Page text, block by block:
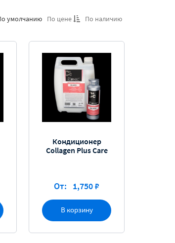
умолчанию По цене По наличию
В корзину
Кондиционер
Collagen Plus Care
От: 1,750 ₽